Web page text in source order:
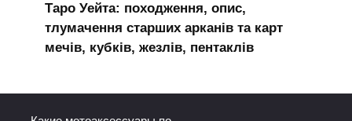
Таро Уейта: походження, опис,
тлумачення старших арканів та карт
мечів, кубків, жезлів, пентаклів